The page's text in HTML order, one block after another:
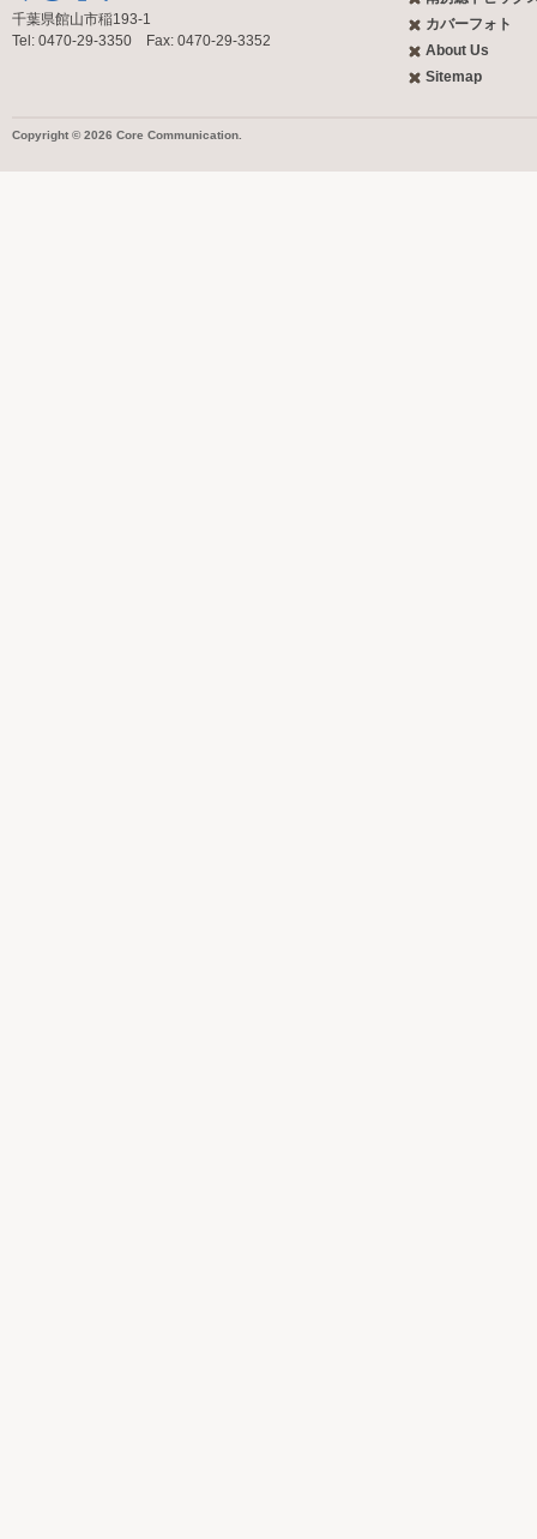
千葉県館山市稲193-1
Tel: 0470-29-3350 Fax: 0470-29-3352
カバーフォト
About Us
Sitemap
Copyright © 2026 Core Communication.